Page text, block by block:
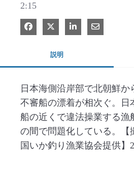
2:15
Facebook で共有
Xで共有する
LinkedIn で共有
電子メー
説明
日本海側沿岸部で北朝鮮か
不審船の漂着が相次ぐ。日
船の近くで違法操業する漁
の間で問題化している。【
国いか釣り漁業協会提供】